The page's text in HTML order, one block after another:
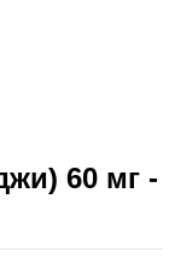
60 мг -